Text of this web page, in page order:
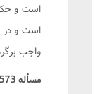
است و
است و در
واجب
مسأله 1573 :